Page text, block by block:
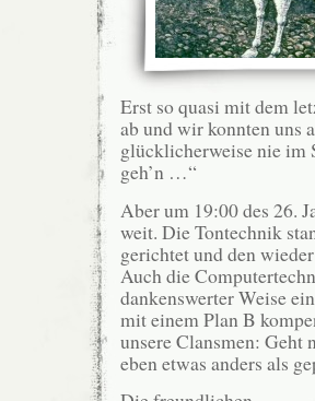
Erst so quasi mit dem
ab und wir konnten uns
glücklicherweise nie im
geh’n …“
Aber um 19:00 des 26.
weit. Die Tontechnik
gerichtet und den
Auch die
dankenswerter Weise
mit einem Plan B
unsere Clansmen: Geht
eben etwas anders als